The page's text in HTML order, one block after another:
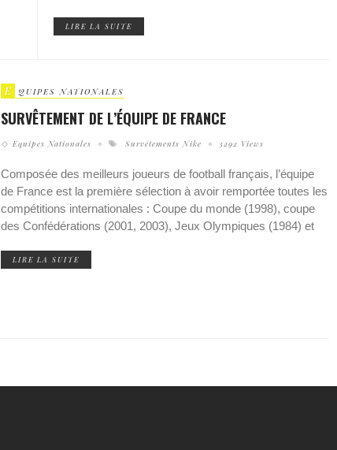
LIRE LA SUITE
E QUIPES NATIONALES
SURVÊTEMENT DE L’ÉQUIPE DE FRANCE
Equipes Nationales Survêtements Nike 3292 Views
Composée des meilleurs joueurs de football français, l’équipe
de France est la première sélection à avoir remportée toutes les
compétitions internationales : Coupe du monde (1998), coupe
des Confédérations (2001, 2003), Jeux Olympiques (1984) et
LIRE LA SUITE